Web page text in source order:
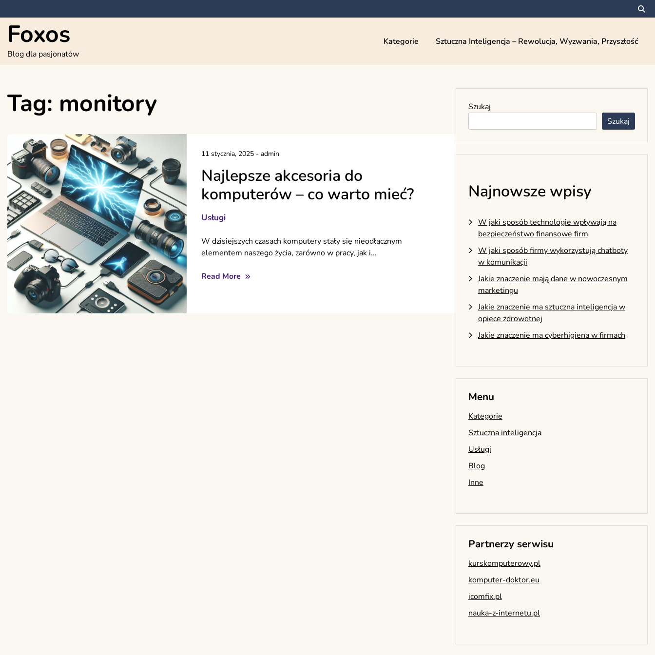
to
content
Foxos
Blog dla pasjonatów
Kategorie Sztuczna Inteligencja – Rewolucja, Wyzwania, Przyszłość
Tag: monitory
11 stycznia, 2025- admin
Najlepsze akcesoria do
komputerów – co warto mieć?
Usługi
W dzisiejszych czasach komputery stały się nieodłącznym
elementem naszego życia, zarówno w pracy, jak i…
Read More
Szukaj
Szukaj
Najnowsze wpisy
W jaki sposób technologie wpływają na
bezpieczeństwo finansowe firm
W jaki sposób firmy wykorzystują chatboty
w komunikacji
Jakie znaczenie mają dane w nowoczesnym
marketingu
Jakie znaczenie ma sztuczna inteligencja w
opiece zdrowotnej
Jakie znaczenie ma cyberhigiena w firmach
Menu
Kategorie
Sztuczna inteligencja
Usługi
Blog
Inne
Partnerzy serwisu
kurskomputerowy.pl
komputer-doktor.eu
icomfix.pl
nauka-z-internetu.pl